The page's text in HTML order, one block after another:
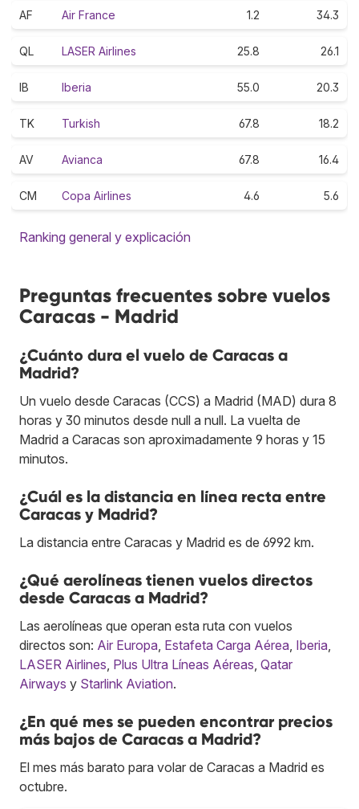
AF Air France 1.2 34.3
QL LASER Airlines 25.8 26.1
IB Iberia 55.0 20.3
TK Turkish 67.8 18.2
AV Avianca 67.8 16.4
CM Copa Airlines 4.6 5.6
Ranking general y explicación
Preguntas frecuentes sobre vuelos
Caracas - Madrid
¿Cuánto dura el vuelo de Caracas a
Madrid?
Un vuelo desde Caracas (CCS) a Madrid (MAD) dura 8
horas y 30 minutos desde null a null. La vuelta de
Madrid a Caracas son aproximadamente 9 horas y 15
minutos.
¿Cuál es la distancia en línea recta entre
Caracas y Madrid?
La distancia entre Caracas y Madrid es de 6992 km.
¿Qué aerolíneas tienen vuelos directos
desde Caracas a Madrid?
Las aerolíneas que operan esta ruta con vuelos
directos son: Air Europa Estafeta Carga Aérea Iberia
LASER Airlines Plus Ultra Líneas Aéreas Qatar
Airways y Starlink Aviation.
¿En qué mes se pueden encontrar precios
más bajos de Caracas a Madrid?
El mes más barato para volar de Caracas a Madrid es
octubre.